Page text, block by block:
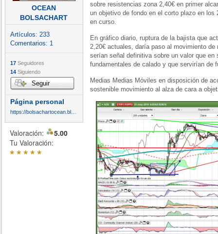
OCEAN
BOLSACHART
Artículos: 233
Comentarios: 1
17 Seguidores
14 Siguiendo
Seguir
Página personal
Valoración:
5.00
Tu Valoración:
*****
sobre resistencias zona 2,40€ en primer
un objetivo de fondo en el corto plazo en
en curso.
En gráfico diario, ruptura de la bajista que
2,20€ actuales, daría paso al movimiento de
serían señal definitiva sobre un valor que
fundamentales de calado y que servirían de
Medias Medias Móviles en disposición de
sostenible movimiento al alza de cara a